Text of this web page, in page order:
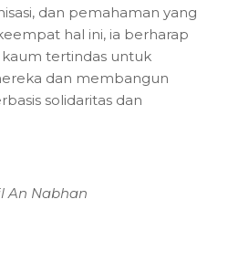
dan pemahaman yang
hal ini, ia berharap
tertindas untuk
dan membangun
solidaritas dan
An Nabhan